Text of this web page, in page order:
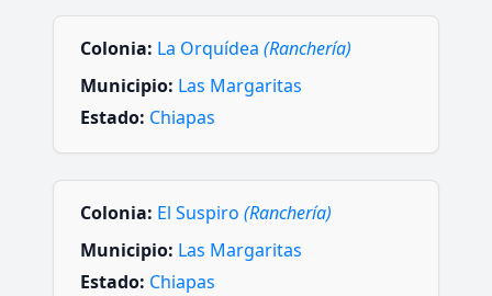
Colonia: La Orquídea (Ranchería)
Municipio: Las Margaritas
Estado: Chiapas
Colonia: El Suspiro (Ranchería)
Municipio: Las Margaritas
Estado: Chiapas